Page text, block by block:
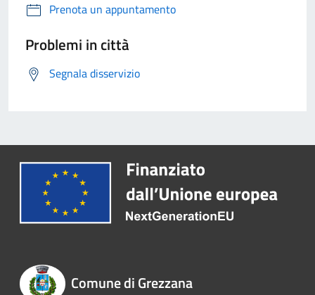
Prenota un appuntamento
Problemi in città
Segnala disservizio
Comune di Grezzana